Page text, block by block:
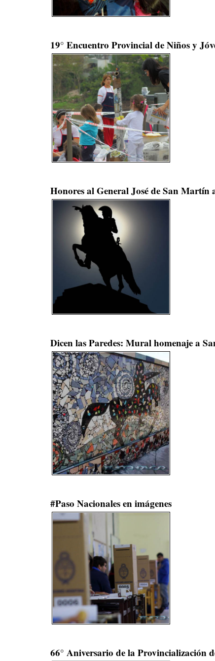
19° Encuentro Provincial de Niños y
Honores al General José de San Martín
Dicen las Paredes: Mural homenaje a
#Paso Nacionales en imágenes
66° Aniversario de la Provincialización